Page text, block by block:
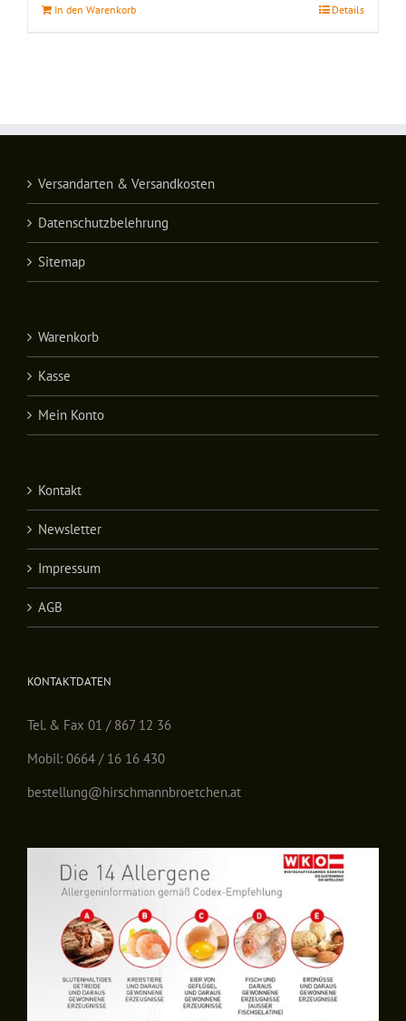
In den Warenkorb Details
Versandarten & Versandkosten
Datenschutzbelehrung
Sitemap
Warenkorb
Kasse
Mein Konto
Kontakt
Newsletter
Impressum
AGB
KONTAKTDATEN
Tel. & Fax 01 / 867 12 36
Mobil: 0664 / 16 16 430
bestellung@hirschmannbroetchen.at